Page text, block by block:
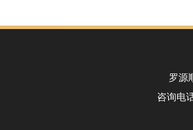
罗源
咨询电